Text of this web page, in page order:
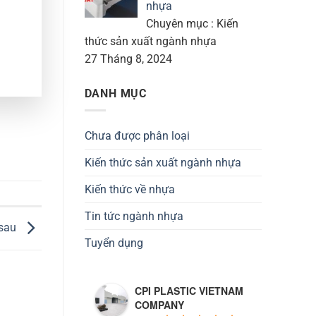
nhựa
Chuyên mục : Kiến
thức sản xuất ngành nhựa
27 Tháng 8, 2024
DANH MỤC
Chưa được phân loại
Kiến thức sản xuất ngành nhựa
Kiến thức về nhựa
Tin tức ngành nhựa
Tuyển dụng
CPI PLASTIC VIETNAM
COMPANY